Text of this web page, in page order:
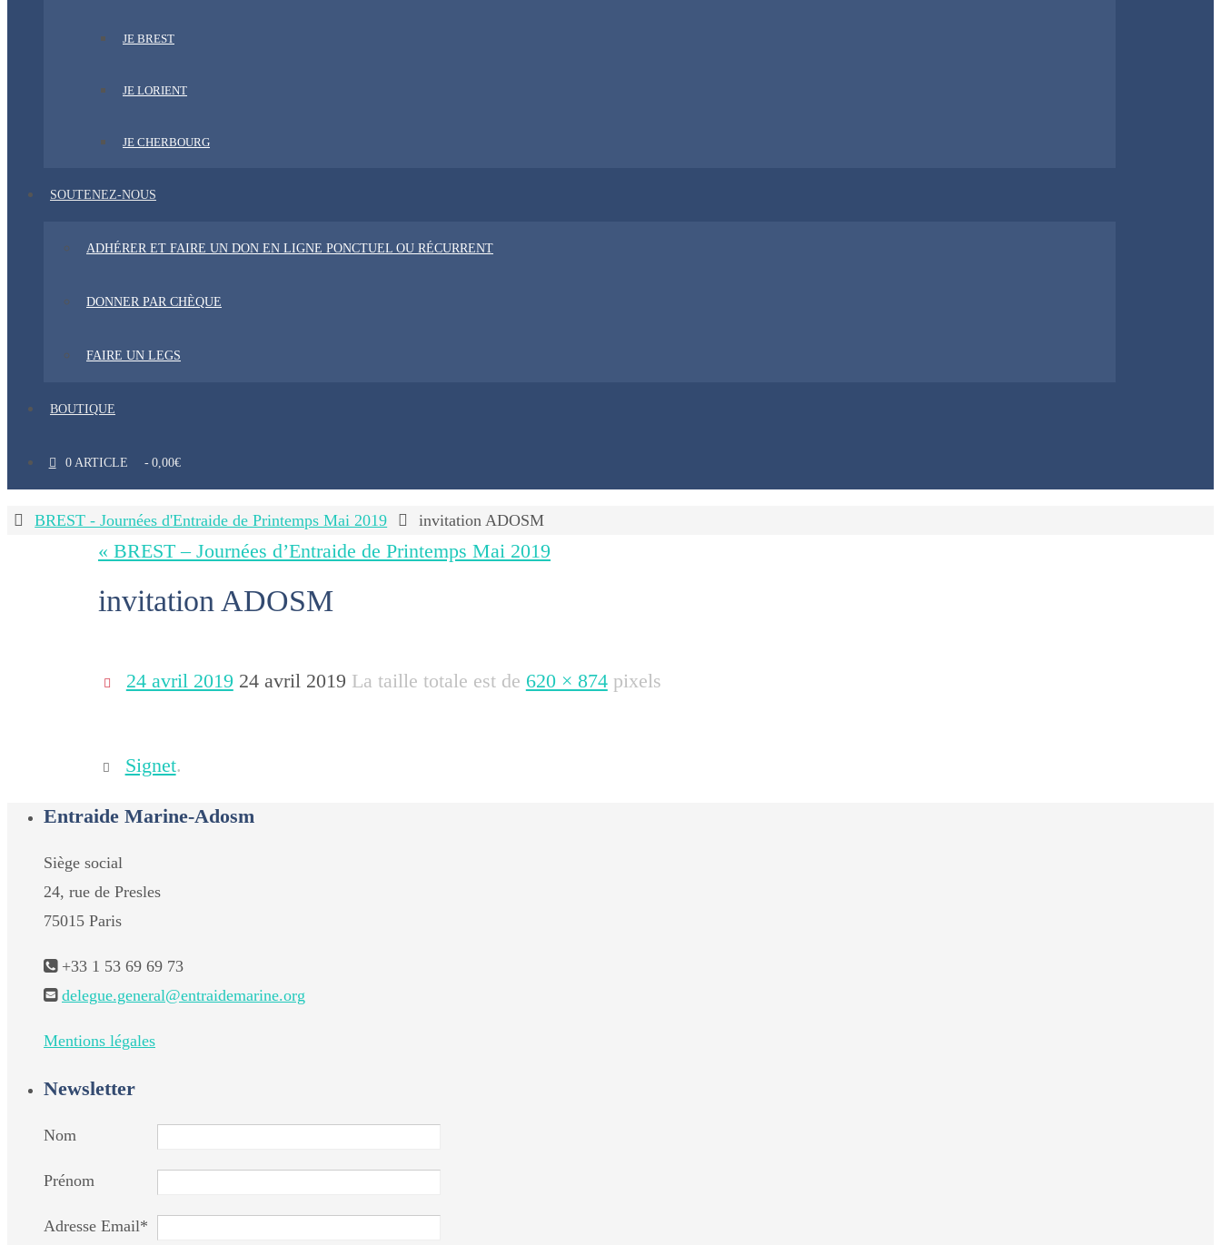
JE BREST
JE LORIENT
JE CHERBOURG
SOUTENEZ-NOUS
ADHÉRER ET FAIRE UN DON EN LIGNE PONCTUEL OU RÉCURRENT
DONNER PAR CHÈQUE
FAIRE UN LEGS
BOUTIQUE
0 ARTICLE 0,00€
HomeBREST - Journées d'Entraide de Printemps Mai 2019 invitation ADOSM
« BREST – Journées d’Entraide de Printemps Mai 2019
invitation ADOSM
24 avril 2019 24 avril 2019 La taille totale est de 620 × 874pixels
Signet.
Entraide Marine-Adosm
Siège social
24, rue de Presles
75015 Paris
+33 1 53 69 69 73
delegue.general@entraidemarine.org
Mentions légales
Newsletter
Nom
Prénom
Adresse Email*